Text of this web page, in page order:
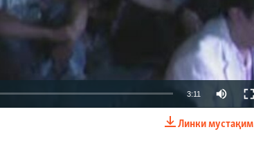
БА ДИГАРОН ФИРИСТЕД
3:11
Линки мустақим